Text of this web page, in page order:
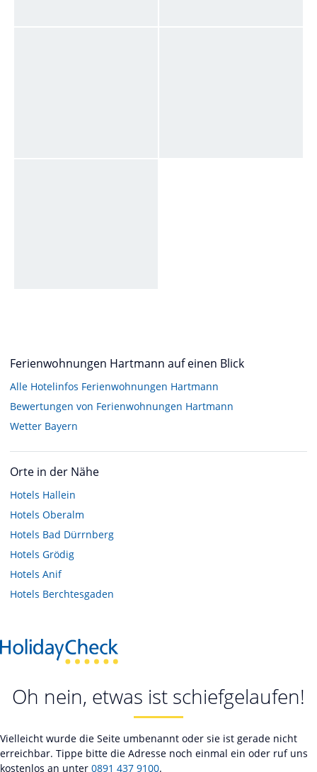
Ferienwohnungen Hartmann auf einen Blick
Alle Hotelinfos Ferienwohnungen Hartmann
Bewertungen von Ferienwohnungen Hartmann
Wetter Bayern
Orte in der Nähe
Hotels Hallein
Hotels Oberalm
Hotels Bad Dürrnberg
Hotels Grödig
Hotels Anif
Hotels Berchtesgaden
Oh nein, etwas ist schiefgelaufen!
Vielleicht wurde die Seite umbenannt oder sie ist gerade nicht
erreichbar. Tippe bitte die Adresse noch einmal ein oder ruf uns
kostenlos an unter 0891 437 9100.